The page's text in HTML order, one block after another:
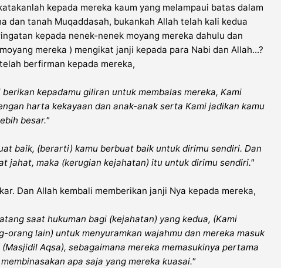
kepada mereka kaum yang melampaui batas dalam
dan tanah Muqaddasah, bukankah Allah telah kali kedua
kepada nenek-nenek moyang mereka dahulu dan
mereka ) mengikat janji kepada para Nabi dan Allah...?
berfirman kepada mereka,
berikan kepadamu giliran untuk membalas mereka, Kami
harta kekayaan dan anak-anak serta Kami jadikan kamu
besar."
baik, (berarti) kamu berbuat baik untuk dirimu sendiri. Dan
jahat, maka (kerugian kejahatan) itu untuk dirimu sendiri."
Dan Allah kembali memberikan janji Nya kepada mereka,
saat hukuman bagi (kejahatan) yang kedua, (Kami
orang lain) untuk menyuramkan wajahmu dan mereka masuk
Aqsa), sebagaimana mereka memasukinya pertama
apa saja yang mereka kuasai."